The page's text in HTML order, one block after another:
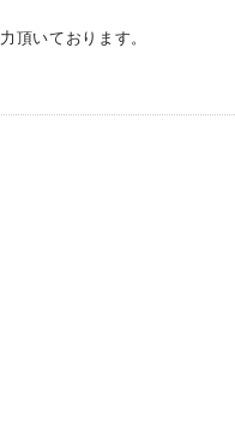
頂いております。